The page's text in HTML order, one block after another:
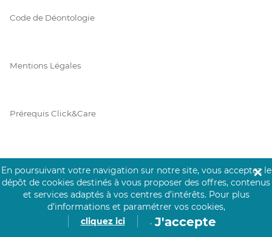
Code de Déontologie
Mentions Légales
Prérequis Click&Care
Protection des Données
Vie Privée
En poursuivant votre navigation sur notre site, vous acceptez le
dépôt de cookies destinés à vous proposer des offres, contenus
et services adaptés à vos centres d’intérêts. Pour plus
d’informations et paramétrer vos cookies,
cliquez ici
. J'accepte
✕